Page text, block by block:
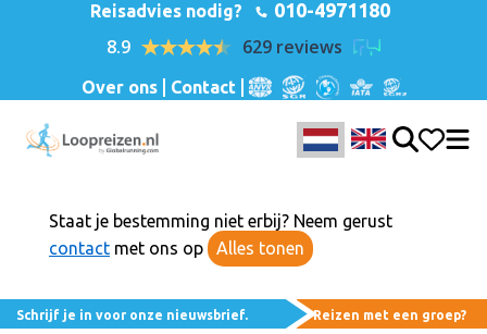
Reisadvies nodig? 010-4971180
8.9 629 reviews
Over ons Contact
Staat je bestemming niet erbij? Neem gerust
contact met ons op Alles tonen
Schrijf je in voor onze nieuwsbrief. Reizen met een groep?